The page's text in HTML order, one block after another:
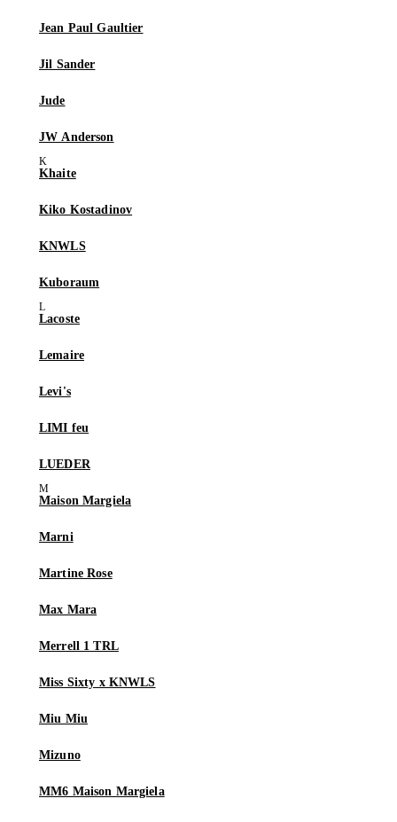
Jean Paul Gaultier
Jil Sander
Jude
JW Anderson
Khaite
Kiko Kostadinov
KNWLS
Kuboraum
Lacoste
Lemaire
Levi's
LIMI feu
LUEDER
Maison Margiela
Marni
Martine Rose
Max Mara
Merrell 1 TRL
Miss Sixty x KNWLS
Miu Miu
Mizuno
MM6 Maison Margiela